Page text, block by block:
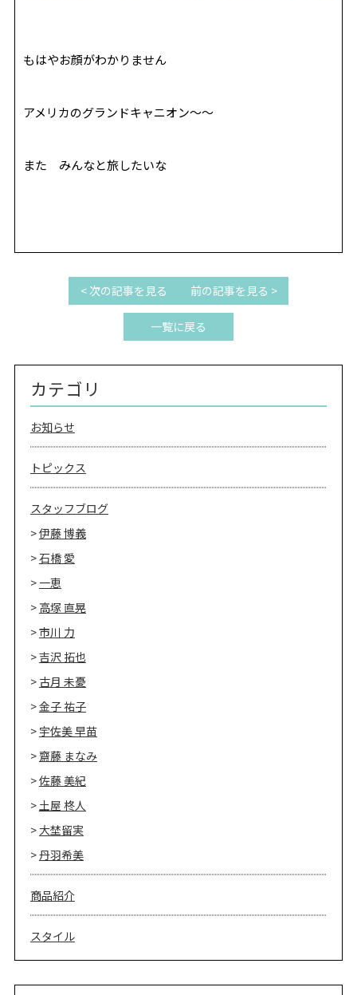
もはやお顔がわかりません
アメリカのグランドキャニオン〜〜
また みんなと旅したいな
< 次の記事を見る
一覧に戻る
前の記事を見る >
カテゴリ
お知らせ
トピックス
スタッフブログ
伊藤 博義
石橋 愛
一恵
高塚 直晃
市川 力
吉沢 拓也
古月 未憂
金子 祐子
宇佐美 早苗
齋藤 まなみ
佐藤 美紀
土屋 柊人
大埜留実
丹羽希美
商品紹介
スタイル